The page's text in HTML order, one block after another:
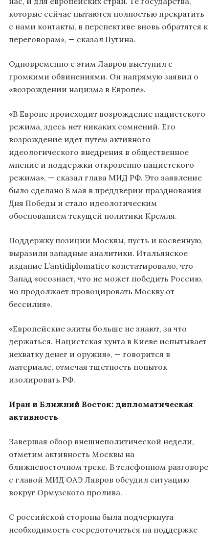
которые сейчас пытаются полностью прекратить
с нами контакты, в перспективе вновь обратятся к
переговорам», — сказал Путина.
Одновременно с этим Лавров выступил с
громкими обвинениями. Он напрямую заявил о
«возрождении нацизма в Европе».
«В Европе происходит возрождение нацистского
режима, здесь нет никаких сомнений. Его
возрождение идет путем активного
идеологического внедрения в общественное
мнение и поддержки откровенно нацистского
режима», — сказал глава МИД РФ. Это заявление
было сделано 8 мая в преддверии празднования
Дня Победы и стало идеологическим
обоснованием текущей политики Кремля.
Поддержку позиции Москвы, пусть и косвенную,
выразили западные аналитики. Итальянское
издание L’antidiplomatico констатировало, что
Запад «осознает, что не может победить Россию,
но продолжает провоцировать Москву от
бессилия».
«Европейские элиты больше не знают, за что
держаться. Нацистская хунта в Киеве испытывает
нехватку денег и оружия», — говорится в
материале, отмечая тщетность попыток
изолировать РФ.
Иран и Ближний Восток: дипломатическая
активность
Завершая обзор внешнеполитической недели,
отметим активность Москвы на
ближневосточном треке. В телефонном разговоре
с главой МИД ОАЭ Лавров обсудил ситуацию
вокруг Ормузского пролива.
С российской стороны была подчеркнута
необходимость сосредоточиться на поддержке